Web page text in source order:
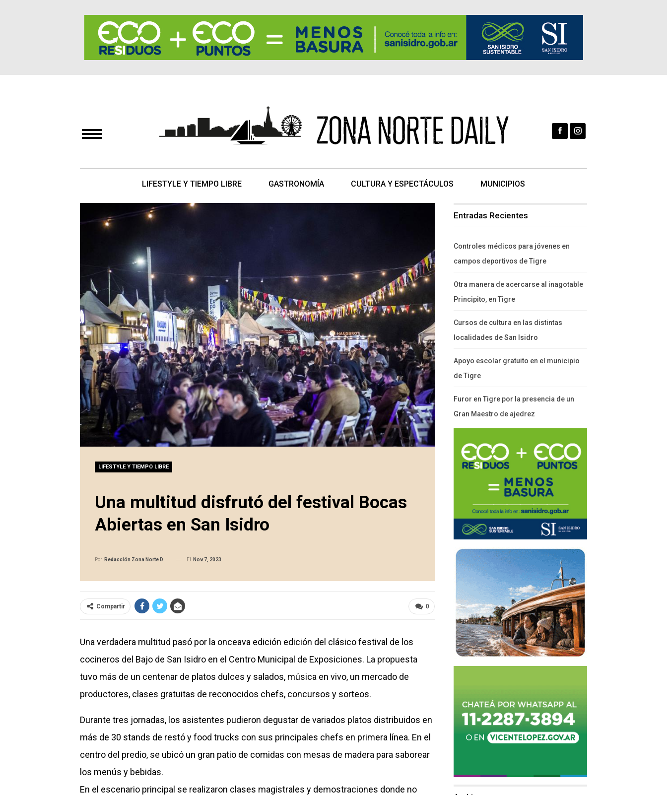
LIFESTYLE Y TIEMPO LIBRE GASTRONOMÍA CULTURA Y ESPECTÁCULOS MUNICIPIOS
LIFESTYLE Y TIEMPO LIBRE
Una multitud disfrutó del festival Bocas
Abiertas en San Isidro
Por Redacción Zona Norte Daily El Nov 7, 2023
0
Compartir
Una verdadera multitud pasó por la onceava edición edición del clásico festival de los
cocineros del Bajo de San Isidro en el Centro Municipal de Exposiciones. La propuesta
tuvo más de un centenar de platos dulces y salados, música en vivo, un mercado de
productores, clases gratuitas de reconocidos chefs, concursos y sorteos.
Durante tres jornadas, los asistentes pudieron degustar de variados platos distribuidos en
más de 30 stands de restó y food trucks con sus principales chefs en primera línea. En el
centro del predio, se ubicó un gran patio de comidas con mesas de madera para saborear
los menús y bebidas.
En el escenario principal se realizaron clases magistrales y demostraciones donde no
Entradas Recientes
Controles médicos para jóvenes en
campos deportivos de Tigre
Otra manera de acercarse al inagotable
Principito, en Tigre
Cursos de cultura en las distintas
localidades de San Isidro
Apoyo escolar gratuito en el municipio
de Tigre
Furor en Tigre por la presencia de un
Gran Maestro de ajedrez